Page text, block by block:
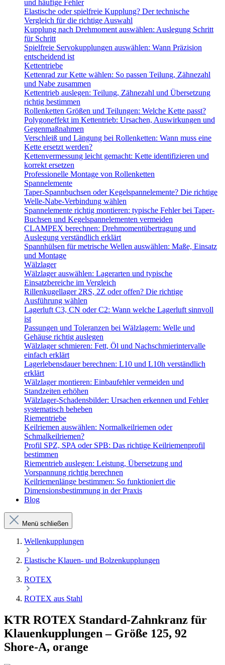
und häufige Fehler
Elastische oder spielfreie Kupplung? Der technische
Vergleich für die richtige Auswahl
Kupplung nach Drehmoment auswählen: Auslegung Schritt
für Schritt
Spielfreie Servokupplungen auswählen: Wann Präzision
entscheidend ist
Kettentriebe
Kettenrad zur Kette wählen: So passen Teilung, Zähnezahl
und Nabe zusammen
Kettentrieb auslegen: Teilung, Zähnezahl und Übersetzung
richtig bestimmen
Rollenketten Größen und Teilungen: Welche Kette passt?
Polygoneffekt im Kettentrieb: Ursachen, Auswirkungen und
Gegenmaßnahmen
Verschleiß und Längung bei Rollenketten: Wann muss eine
Kette ersetzt werden?
Kettenvermessung leicht gemacht: Kette identifizieren und
korrekt ersetzen
Professionelle Montage von Rollenketten
Spannelemente
Taper-Spannbuchsen oder Kegelspannelemente? Die richtige
Welle-Nabe-Verbindung wählen
Spannelemente richtig montieren: typische Fehler bei Taper-
Buchsen und Kegelspannelementen vermeiden
CLAMPEX berechnen: Drehmomentübertragung und
Auslegung verständlich erklärt
Spannhülsen für metrische Wellen auswählen: Maße, Einsatz
und Montage
Wälzlager
Wälzlager auswählen: Lagerarten und typische
Einsatzbereiche im Vergleich
Rillenkugellager 2RS, 2Z oder offen? Die richtige
Ausführung wählen
Lagerluft C3, CN oder C2: Wann welche Lagerluft sinnvoll
ist
Passungen und Toleranzen bei Wälzlagern: Welle und
Gehäuse richtig auslegen
Wälzlager schmieren: Fett, Öl und Nachschmierintervalle
einfach erklärt
Lagerlebensdauer berechnen: L10 und L10h verständlich
erklärt
Wälzlager montieren: Einbaufehler vermeiden und
Standzeiten erhöhen
Wälzlager-Schadensbilder: Ursachen erkennen und Fehler
systematisch beheben
Riementriebe
Keilriemen auswählen: Normalkeilriemen oder
Schmalkeilriemen?
Profil SPZ, SPA oder SPB: Das richtige Keilriemenprofil
bestimmen
Riementrieb auslegen: Leistung, Übersetzung und
Vorspannung richtig berechnen
Keilriemenlänge bestimmen: So funktioniert die
Dimensionsbestimmung in der Praxis
Blog
Menü schließen
Wellenkupplungen
Elastische Klauen- und Bolzenkupplungen
ROTEX
ROTEX aus Stahl
KTR ROTEX Standard-Zahnkranz für
Klauenkupplungen – Größe 125, 92
Shore-A, orange